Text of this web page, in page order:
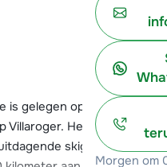
Morgen om
gelegen op 100 meter
Villaroger. Het dorp
skigebied